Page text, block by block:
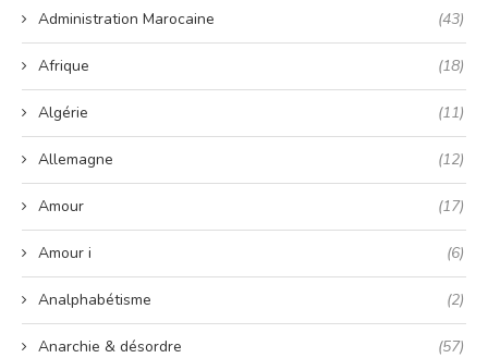
Administration Marocaine (43)
Afrique (18)
Algérie (11)
Allemagne (12)
Amour (17)
Amour i (6)
Analphabétisme (2)
Anarchie & désordre (57)